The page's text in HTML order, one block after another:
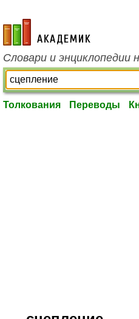
academic.ru
Словари и энциклопедии
Толкования Переводы